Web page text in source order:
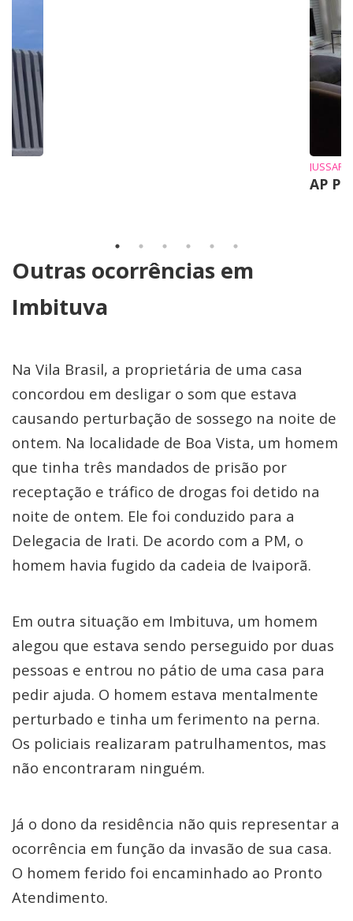
JUSSARA
AP
Outras ocorrências em
Imbituva
Na Vila Brasil, a proprietária de uma casa
concordou em desligar o som que estava
causando perturbação de sossego na noite de
ontem. Na localidade de Boa Vista, um homem
que tinha três mandados de prisão por
receptação e tráfico de drogas foi detido na
noite de ontem. Ele foi conduzido para a
Delegacia de Irati. De acordo com a PM, o
homem havia fugido da cadeia de Ivaiporã.
Em outra situação em Imbituva, um homem
alegou que estava sendo perseguido por duas
pessoas e entrou no pátio de uma casa para
pedir ajuda. O homem estava mentalmente
perturbado e tinha um ferimento na perna.
Os policiais realizaram patrulhamentos, mas
não encontraram ninguém.
Já o dono da residência não quis representar a
ocorrência em função da invasão de sua casa.
O homem ferido foi encaminhado ao Pronto
Atendimento.